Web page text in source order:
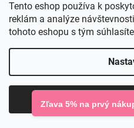
Tento eshop používa k
reklám a analýze
tohoto eshopu s tým
Skladom v
63 €
XS S M L
Zľava 5% na prvý